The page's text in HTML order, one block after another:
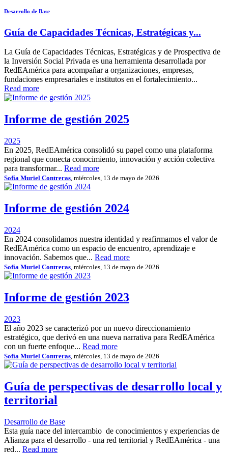
Desarrollo de Base
Guía de Capacidades Técnicas, Estratégicas y...
La Guía de Capacidades Técnicas, Estratégicas y de Prospectiva de
la Inversión Social Privada es una herramienta desarrollada por
RedEAmérica para acompañar a organizaciones, empresas,
fundaciones empresariales e institutos en el fortalecimiento...
Read more
Informe de gestión 2025
2025
En 2025, RedEAmérica consolidó su papel como una plataforma
regional que conecta conocimiento, innovación y acción colectiva
para transformar... Read more
Sofía Muriel Contreras, miércoles, 13 de mayo de 2026
Informe de gestión 2024
2024
En 2024 consolidamos nuestra identidad y reafirmamos el valor de
RedEAmérica como un espacio de encuentro, aprendizaje e
innovación. Sabemos que... Read more
Sofía Muriel Contreras , miércoles, 13 de mayo de 2026
Informe de gestión 2023
2023
El año 2023 se caracterizó por un nuevo direccionamiento
estratégico, que derivó en una nueva narrativa para RedEAmérica
con un fuerte enfoque... Read more
Sofía Muriel Contreras , miércoles, 13 de mayo de 2026
Guía de perspectivas de desarrollo local y
territorial
Desarrollo de Base
Esta guía nace del intercambio de conocimientos y experiencias de
Alianza para el desarrollo - una red territorial y RedEAmérica - una
red... Read more